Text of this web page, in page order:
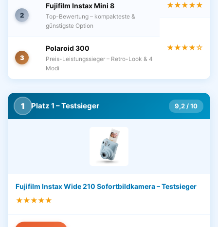
2
Fujifilm Instax Mini 8
Top-Bewertung – kompakteste &
günstigste Option
★★★★★
3
Polaroid 300
Preis-Leistungssieger – Retro-Look & 4
Modi
★★★★☆
1 Platz 1 – Testsieger 9,2 / 10
Fujifilm Instax Wide 210 Sofortbildkamera – Testsieger
★★★★★